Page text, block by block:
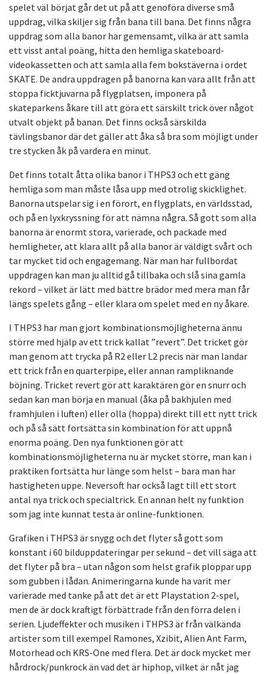
spelet väl börjat går det ut på att genoföra diverse små
uppdrag, vilka skiljer sig från bana till bana. Det finns några
uppdrag som alla banor har gemensamt, vilka är att samla
ett visst antal poäng, hitta den hemliga skateboard-
videokassetten och att samla alla fem bokstäverna i ordet
SKATE. De andra uppdragen på banorna kan vara allt från att
stoppa ficktjuvarna på flygplatsen, imponera på
skateparkens åkare till att göra ett särskilt trick över något
utvalt objekt på banan. Det finns också särskilda
tävlingsbanor där det gäller att åka så bra som möjligt under
tre stycken åk på vardera en minut.
Det finns totalt åtta olika banor i THPS3 och ett gäng
hemliga som man måste låsa upp med otrolig skicklighet.
Banorna utspelar sig i en förort, en flygplats, en världsstad,
och på en lyxkryssning för att nämna några. Så gott som alla
banorna är enormt stora, varierade, och packade med
hemligheter, att klara allt på alla banor är väldigt svårt och
tar mycket tid och engagemang. När man har fullbordat
uppdragen kan man ju alltid gå tillbaka och slå sina gamla
rekord – vilket är lätt med bättre brädor med mera man får
längs spelets gång – eller klara om spelet med en ny åkare.
I THPS3 har man gjort kombinationsmöjligheterna ännu
större med hjälp av ett trick kallat ”revert”. Det tricket gör
man genom att trycka på R2 eller L2 precis när man landar
ett trick från en quarterpipe, eller annan rampliknande
böjning. Tricket revert gör att karaktären gör en snurr och
sedan kan man börja en manual (åka på bakhjulen med
framhjulen i luften) eller olla (hoppa) direkt till ett nytt trick
och på så sätt fortsätta sin kombination för att uppnå
enorma poäng. Den nya funktionen gör att
kombinationsmöjligheterna nu är mycket större, man kan i
praktiken fortsätta hur länge som helst – bara man har
hastigheten uppe. Neversoft har också lagt till ett stort
antal nya trick och specialtrick. En annan helt ny funktion
som jag inte kunnat testa är online-funktionen.
Grafiken i THPS3 är snygg och det flyter så gott som
konstant i 60 bilduppdateringar per sekund – det vill säga att
det flyter på bra – utan någon som helst grafik ploppar upp
som gubben i lådan. Animeringarna kunde ha varit mer
varierade med tanke på att det är ett Playstation 2-spel,
men de är dock kraftigt förbättrade från den förra delen i
serien. Ljudeffekter och musiken i THPS3 är från välkända
artister som till exempel Ramones, Xzibit, Alien Ant Farm,
Motorhead och KRS-One med flera. Det är dock mycket mer
hårdrock/punkrock än vad det är hiphop, vilket är nåt jag